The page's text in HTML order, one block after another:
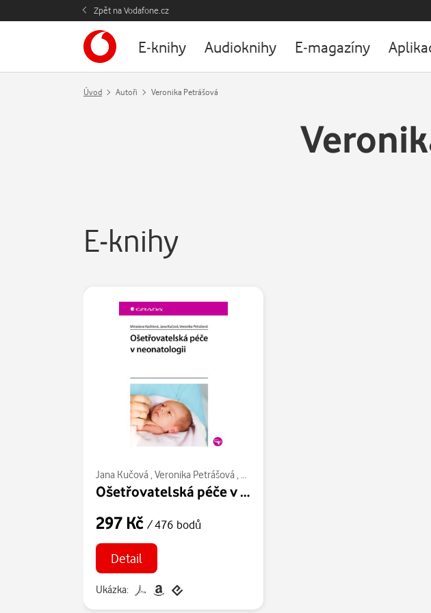
Zpět na Vodafone.cz
E-knihy Audioknihy E-magazíny
Úvod Autoři Veronika Petrášová
E-knihy
Jana Kučová , Veronika Petrášová , Miroslava Kachlová
Ošetřovatelská péče v neonatologii
297 Kč / 476 bodů
Detail
Ukázka: